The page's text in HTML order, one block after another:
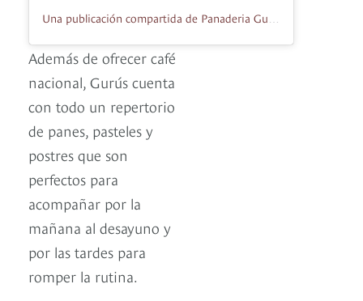
Una publicación compartida de Panaderia Gurús (@guruspanaderia)
Además de ofrecer café
nacional, Gurús cuenta
con todo un repertorio
de panes, pasteles y
postres que son
perfectos para
acompañar por la
mañana al desayuno y
por las tardes para
romper la rutina.